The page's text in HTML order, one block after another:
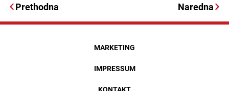
Prethodna Naredna
MARKETING
IMPRESSUM